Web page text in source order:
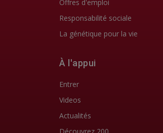
Offres d'emploi
Responsabilité sociale
La génétique pour la vie
À l'appui
Entrer
Videos
Actualités